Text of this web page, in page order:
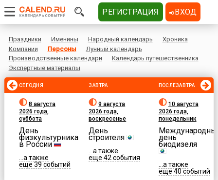
Праздники Именины Народный календарь
Хроника
Компании
Персоны
Лунный календарь
Производственные календари
Календарь путешественника
Экспертные материалы
СЕГОДНЯ
8 августа
2026 года,
суббота
День
физкультурника
в России
...а также
еще 39 событий
ЗАВТРА
9 августа
2026 года,
воскресенье
День
строителя
...а также
еще 42 события
ПОСЛЕЗАВТРА
10 августа
2026 года,
понедельник
день
биодизеля
...а также
еще 40 событий
РЕГИСТРАЦИЯ ВХОД